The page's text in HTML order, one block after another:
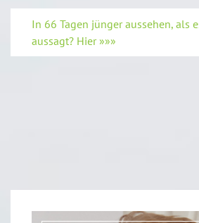
In 66 Tagen jünger aussehen, als
aussagt? Hier »»»